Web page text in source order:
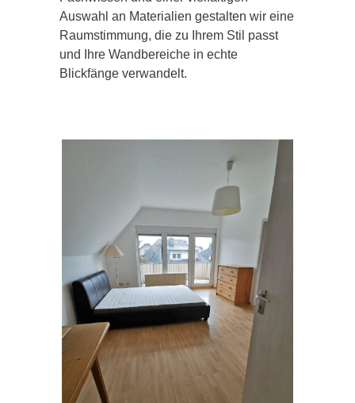
Auswahl an Materialien gestalten wir eine
Raumstimmung, die zu Ihrem Stil passt
und Ihre Wandbereiche in echte
Blickfänge verwandelt.